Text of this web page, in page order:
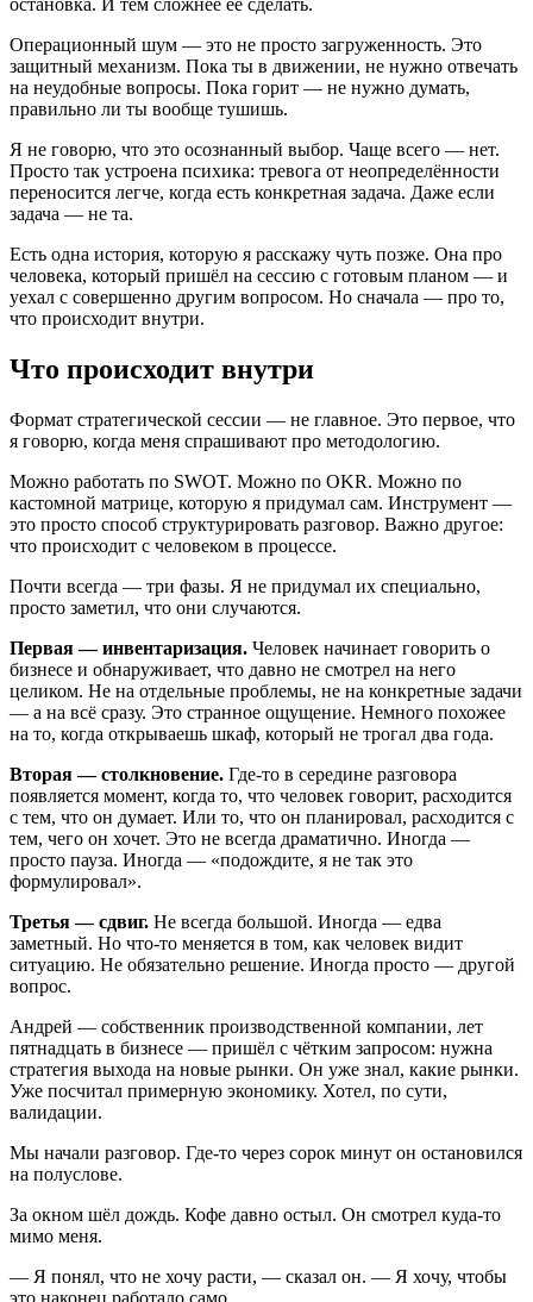
Операционный шум — это не просто загруженность. Это
защитный механизм. Пока ты в движении, не нужно отвечать
на неудобные вопросы. Пока горит — не нужно думать,
правильно ли ты вообще тушишь.
Я не говорю, что это осознанный выбор. Чаще всего — нет.
Просто так устроена психика: тревога от неопределённости
переносится легче, когда есть конкретная задача. Даже если
задача — не та.
Есть одна история, которую я расскажу чуть позже. Она про
человека, который пришёл на сессию с готовым планом — и
уехал с совершенно другим вопросом. Но сначала — про то,
что происходит внутри.
Что происходит внутри
Формат стратегической сессии — не главное. Это первое, что
я говорю, когда меня спрашивают про методологию.
Можно работать по SWOT. Можно по OKR. Можно по
кастомной матрице, которую я придумал сам. Инструмент —
это просто способ структурировать разговор. Важно другое:
что происходит с человеком в процессе.
Почти всегда — три фазы. Я не придумал их специально,
просто заметил, что они случаются.
Первая — инвентаризация. Человек начинает говорить о
бизнесе и обнаруживает, что давно не смотрел на него
целиком. Не на отдельные проблемы, не на конкретные задачи
— а на всё сразу. Это странное ощущение. Немного похожее
на то, когда открываешь шкаф, который не трогал два года.
Вторая — столкновение. Где-то в середине разговора
появляется момент, когда то, что человек говорит, расходится
с тем, что он думает. Или то, что он планировал, расходится с
тем, чего он хочет. Это не всегда драматично. Иногда —
просто пауза. Иногда — «подождите, я не так это
формулировал».
Третья — сдвиг. Не всегда большой. Иногда — едва
заметный. Но что-то меняется в том, как человек видит
ситуацию. Не обязательно решение. Иногда просто — другой
вопрос.
Андрей — собственник производственной компании, лет
пятнадцать в бизнесе — пришёл с чётким запросом: нужна
стратегия выхода на новые рынки. Он уже знал, какие рынки.
Уже посчитал примерную экономику. Хотел, по сути,
валидации.
Мы начали разговор. Где-то через сорок минут он остановился
на полуслове.
За окном шёл дождь. Кофе давно остыл. Он смотрел куда-то
мимо меня.
— Я понял, что не хочу расти, — сказал он. — Я хочу, чтобы
это наконец работало само.